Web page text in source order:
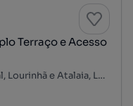
Terraço e Acesso
Rua Joaquim Ferreira - Casal Juncal, Lourinhã e Atalaia, Lourinhã, Lisboa